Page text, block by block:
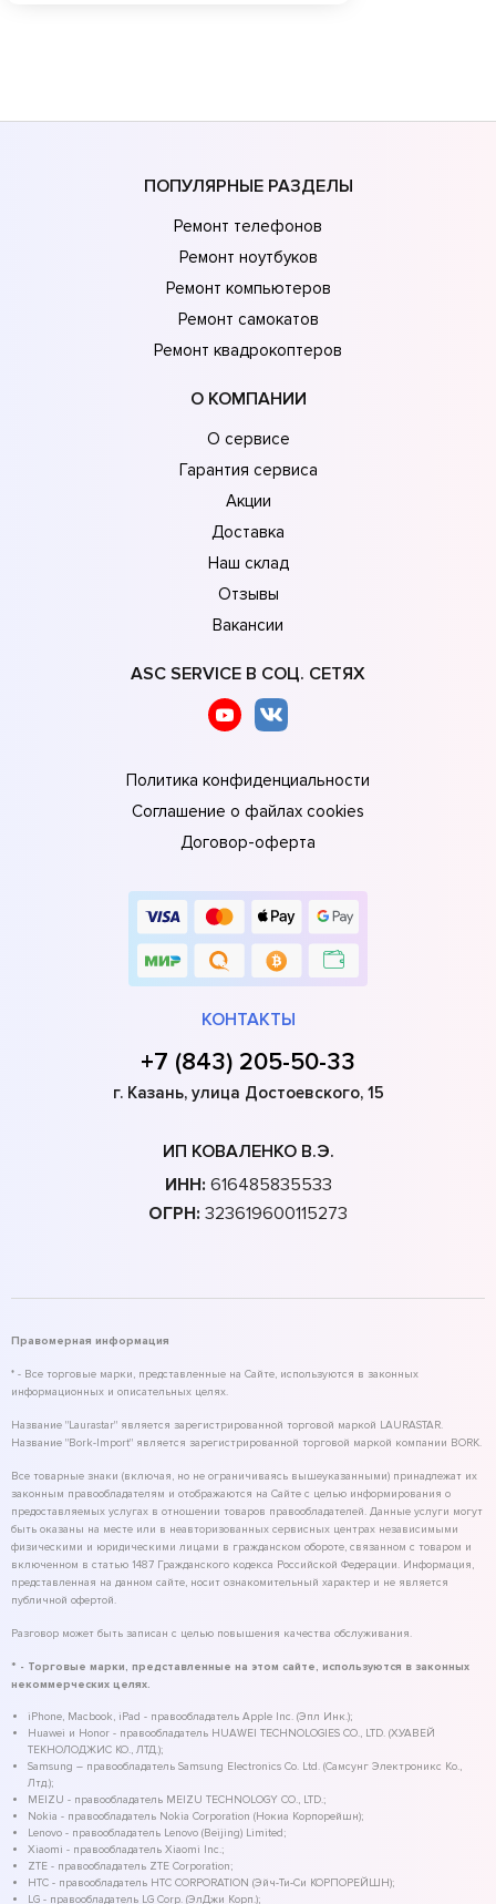
ПОПУЛЯРНЫЕ РАЗДЕЛЫ
Ремонт телефонов
Ремонт ноутбуков
Ремонт компьютеров
Ремонт самокатов
Ремонт квадрокоптеров
О КОМПАНИИ
О сервисе
Гарантия сервиса
Акции
Доставка
Наш склад
Отзывы
Вакансии
ASC SERVICE В СОЦ. СЕТЯХ
Политика конфиденциальности
Соглашение о файлах cookies
Договор-оферта
КОНТАКТЫ
+7 (843) 205-50-33
г. Казань, улица Достоевского, 15
ИП КОВАЛЕНКО В.Э.
ИНН: 616485835533
ОГРН: 323619600115273
Правомерная информация
* - Все торговые марки, представленные на Сайте, используются в законных
информационных и описательных целях.
Название "Laurastar" является зарегистрированной торговой маркой LAURASTAR.
Название "Bork-Import" является зарегистрированной торговой маркой компании BORK.
Все товарные знаки (включая, но не ограничиваясь вышеуказанными) принадлежат их
законным правообладателям и отображаются на Сайте с целью информирования о
предоставляемых услугах в отношении товаров правообладателей. Данные услуги могут
быть оказаны на месте или в неавторизованных сервисных центрах независимыми
физическими и юридическими лицами в гражданском обороте, связанном с товаром и
включенном в статью 1487 Гражданского кодекса Российской Федерации. Информация,
представленная на данном сайте, носит ознакомительный характер и не является
публичной офертой.
Разговор может быть записан с целью повышения качества обслуживания.
* - Торговые марки, представленные на этом сайте, используются в законных
некоммерческих целях.
iPhone, Macbook, iPad - правообладатель Apple Inc. (Эпл Инк.);
Huawei и Honor - правообладатель HUAWEI TECHNOLOGIES CO., LTD. (ХУАВЕЙ
ТЕКНОЛОДЖИС КО., ЛТД.);
Samsung – правообладатель Samsung Electronics Co. Ltd. (Самсунг Электроникс Ко.,
Лтд.);
MEIZU - правообладатель MEIZU TECHNOLOGY CO., LTD.;
Nokia - правообладатель Nokia Corporation (Нокиа Корпорейшн);
Lenovo - правообладатель Lenovo (Beijing) Limited;
Xiaomi - правообладатель Xiaomi Inc.;
ZTE - правообладатель ZTE Corporation;
HTC - правообладатель HTC CORPORATION (Эйч-Ти-Си КОРПОРЕЙШН);
LG - правообладатель LG Corp. (ЭлДжи Корп.);